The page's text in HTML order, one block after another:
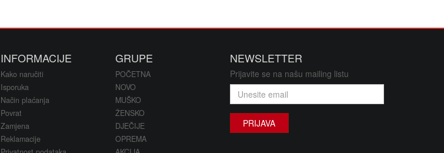
INFORMACIJE
Kako naručiti
Isporuka
Način plaćanja
Povrat
Zamjena
Reklamacije
GRUPE
POČETNA
NOVO
MUŠKO
ŽENSKO
DJEČIJE
OPREMA
NEWSLETTER
Prijavite se na našu mailing listu
PRIJAVA